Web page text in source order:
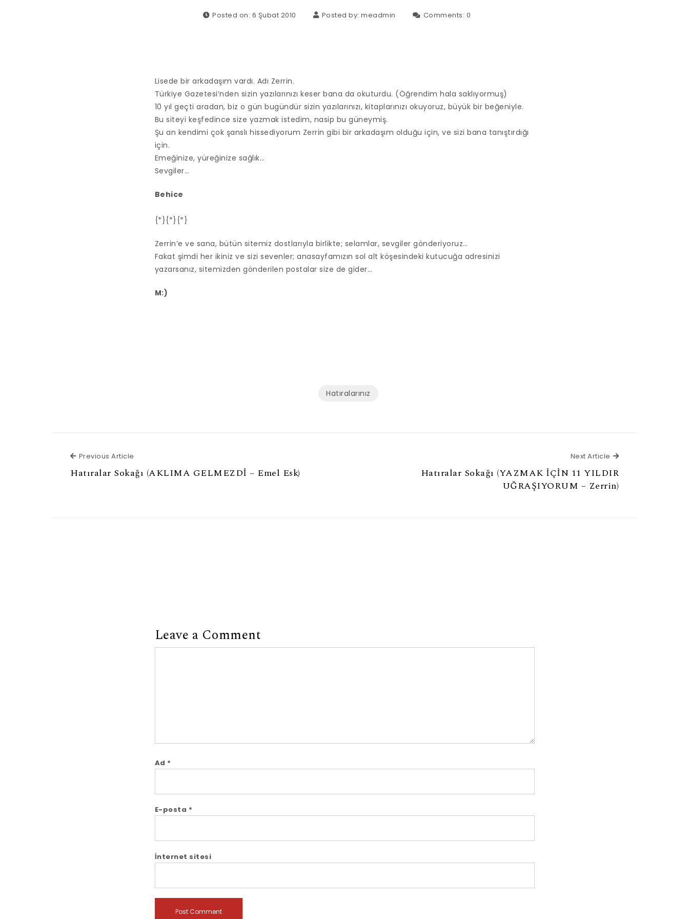
Posted on: 6 Şubat 2010 Posted by:meadmin Comments: 0
Lisede bir arkadaşım vardı. Adı Zerrin.
Türkiye Gazetesi’nden sizin yazılarınızı keser bana da okuturdu. (Öğrendim hala saklıyormuş)
10 yıl geçti aradan, biz o gün bugündür sizin yazılarınızı, kitaplarınızı okuyoruz, büyük bir beğeniyle.
Bu siteyi keşfedince size yazmak istedim, nasip bu güneymiş.
Şu an kendimi çok şanslı hissediyorum Zerrin gibi bir arkadaşım olduğu için, ve sizi bana tanıştırdığı
için.
Emeğinize, yüreğinize sağlık…
Sevgiler…
Behice
{*}{*}{*}
Zerrin’e ve sana, bütün sitemiz dostlarıyla birlikte; selamlar, sevgiler gönderiyoruz…
Fakat şimdi her ikiniz ve sizi sevenler; anasayfamızın sol alt köşesindeki kutucuğa adresinizi
yazarsanız, sitemizden gönderilen postalar size de gider…
M:)
Hatıralarınız
Previous Article
Hatıralar Sokağı (AKLIMA GELMEZDİ – Emel Esk)
Next Article Next Article
Hatıralar Sokağı (YAZMAK İÇİN 11 YILDIR
UĞRAŞIYORUM – Zerrin)
Leave a Comment
Ad *
E-posta *
İnternet sitesi